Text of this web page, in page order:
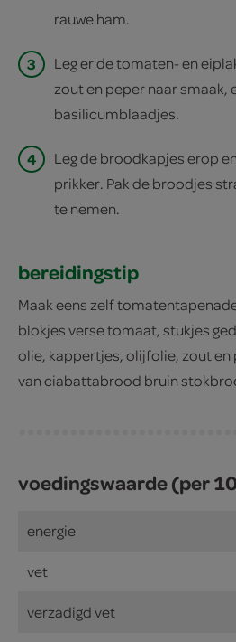
rauwe ham.
3
Leg er de tomaten- en
zout en peper naar smaak,
basilicumblaadjes.
4
Leg de broodkapjes erop
prikker. Pak de broodjes
te nemen.
bereidingstip
Maak eens zelf
blokjes verse tomaat, stukjes
olie, kappertjes, olijf­olie, zout en
van ciabattabrood bruin
voedingswaarde (per
energie
vet
verzadigd vet